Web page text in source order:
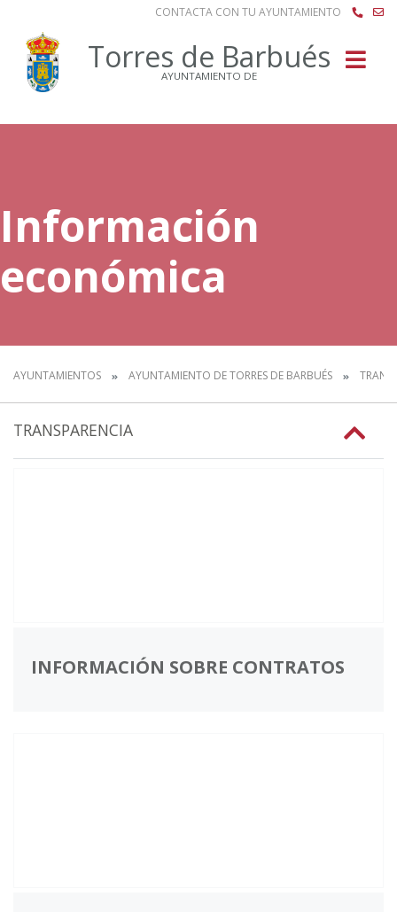
CONTACTA CON TU AYUNTAMIENTO
Torres de Barbués
AYUNTAMIENTO DE
Información
económica
AYUNTAMIENTOS AYUNTAMIENTO DE TORRES DE BARBUÉS
TRANSPARENCIA
INFORMACIÓN SOBRE CONTRATOS